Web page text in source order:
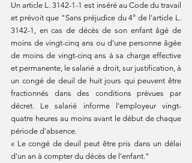
Un article L. 3142-1-1 est inséré au Code du travail
et prévoit que "Sans préjudice du 4° de l'article L.
3142-1, en cas de décès de son enfant âgé de
moins de vingt-cinq ans ou d'une personne âgée
de moins de vingt-cinq ans à sa charge effective
et permanente, le salarié a droit, sur justification, à
un congé de deuil de huit jours qui peuvent être
fractionnés dans des conditions prévues par
décret. Le salarié informe l'employeur vingt-
quatre heures au moins avant le début de chaque
période d'absence.
« Le congé de deuil peut être pris dans un délai
d'un an à compter du décès de l'enfant."